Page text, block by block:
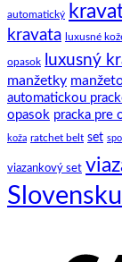
automatický
kravata luxusné
opasok luxusný
manžetky
automatickou
opasok pracka pre
koža ratchet belt set
viazankový set
Slovensku